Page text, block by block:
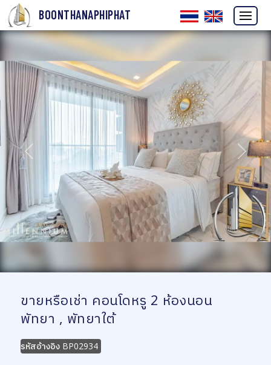
BOONTHANAPHIPHAT
ก่อนหน้า ถัดไป
ขายหรือเช่า คอนโดหรู 2 ห้องนอน
พัทยา , พัทยาใต้
รหัสอ้างอิง BP02934